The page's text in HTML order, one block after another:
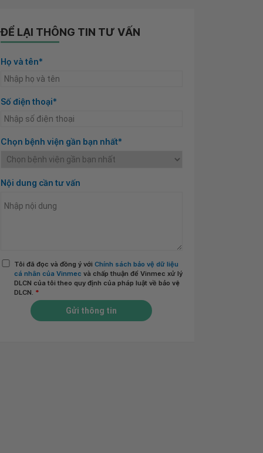
ĐỂ LẠI THÔNG TIN TƯ VẤN
Họ và tên*
Số điện thoại*
Chọn bệnh viện gần bạn nhất*
Nội dung cần tư vấn
Tôi đã đọc và đồng ý với Chính sách bảo vệ dữ liệu
cá nhân của Vinmec và chấp thuận để Vinmec xử lý
DLCN của tôi theo quy định của pháp luật về bảo vệ
DLCN. *
Gửi thông tin